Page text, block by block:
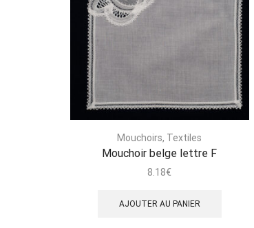
Mouchoirs, Textiles
Mouchoir belge lettre F
8.18€
AJOUTER AU PANIER